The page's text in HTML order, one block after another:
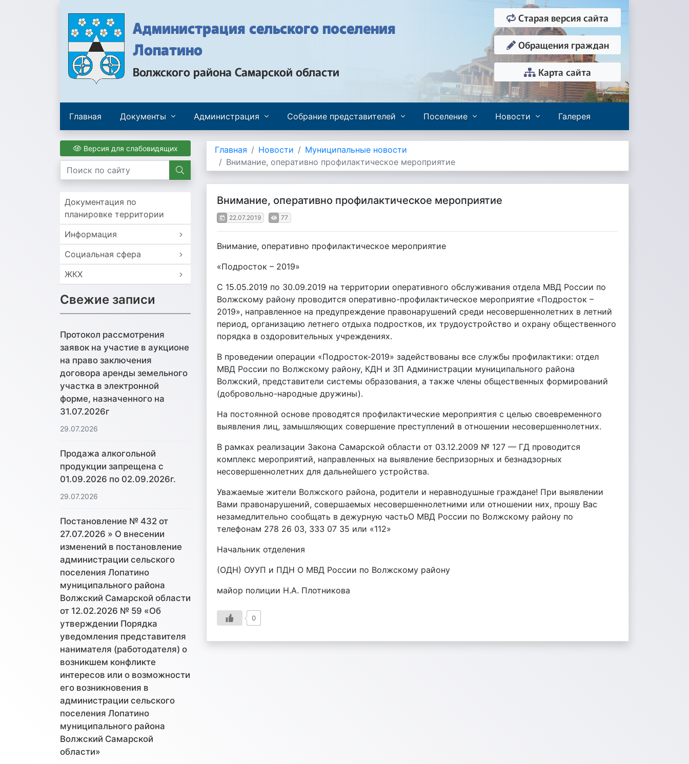
Администрация сельского поселения
Лопатино
Волжского района Самарской области
Старая версия сайта
Обращения граждан
Карта сайта
Главная Документы Администрация Собрание представителей Поселение Новости Галерея
Версия для слабовидящих
Документация по
планировке территории
Информация
Социальная сфера
ЖКХ
Свежие записи
Протокол рассмотрения
заявок на участие в аукционе
на право заключения
договора аренды земельного
участка в электронной
форме, назначенного на
31.07.2026г
29.07.2026
Продажа алкогольной
продукции запрещена с
01.09.2026 по 02.09.2026г.
29.07.2026
Постановление № 432 от
27.07.2026 » О внесении
изменений в постановление
администрации сельского
поселения Лопатино
муниципального района
Волжский Самарской области
от 12.02.2026 № 59 «Об
утверждении Порядка
уведомления представителя
нанимателя (работодателя) о
возникшем конфликте
интересов или о возможности
его возникновения в
администрации сельского
поселения Лопатино
муниципального района
Волжский Самарской
области»
Главная Новости
Муниципальные новости
Внимание, оперативно профилактическое мероприятие
Внимание, оперативно профилактическое мероприятие
22.07.2019 77
Внимание, оперативно профилактическое мероприятие
«Подросток – 2019»
С 15.05.2019 по 30.09.2019 на территории оперативного обслуживания отдела МВД России по
Волжскому району проводится оперативно-профилактическое мероприятие «Подросток –
2019», направленное на предупреждение правонарушений среди несовершеннолетних в летний
период, организацию летнего отдыха подростков, их трудоустройство и охрану общественного
порядка в оздоровительных учреждениях.
В проведении операции «Подросток-2019» задействованы все службы профилактики: отдел
МВД России по Волжскому району, КДН и ЗП Администрации муниципального района
Волжский, представители системы образования, а также члены общественных формирований
(добровольно-народные дружины).
На постоянной основе проводятся профилактические мероприятия с целью своевременного
выявления лиц, замышляющих совершение преступлений в отношении несовершеннолетних.
В рамках реализации Закона Самарской области от 03.12.2009 № 127 — ГД проводится
комплекс мероприятий, направленных на выявление беспризорных и безнадзорных
несовершеннолетних для дальнейшего устройства.
Уважаемые жители Волжского района, родители и неравнодушные граждане! При выявлении
Вами правонарушений, совершаемых несовершеннолетними или отношении них, прошу Вас
незамедлительно сообщать в дежурную частьО МВД России по Волжскому району по
телефонам 278 26 03, 333 07 35 или «112»
Начальник отделения
(ОДН) ОУУП и ПДН О МВД России по Волжскому району
майор полиции Н.А. Плотникова
0